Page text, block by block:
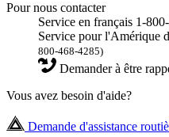
Pour nous contacter
Service en français 1-
Service pour
800-468-4285)
Demander à être
Vous avez besoin d'aide?
Demande d'assistance